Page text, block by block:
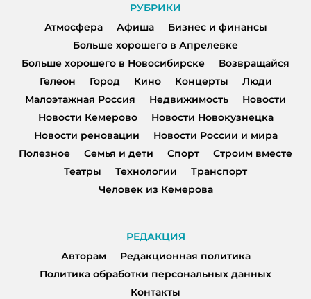
РУБРИКИ
Атмосфера
Афиша
Бизнес и финансы
Больше хорошего в Апрелевке
Больше хорошего в Новосибирске
Возвращайся
Гелеон
Город Кино Концерты
Люди
Малоэтажная Россия
Недвижимость
Новости
Новости Кемерово
Новости Новокузнецка
Новости реновации
Новости России и мира
Полезное
Семья и дети Спорт
Строим вместе
Театры
Технологии
Транспорт
Человек из Кемерова
РЕДАКЦИЯ
Авторам
Редакционная политика
Политика обработки персональных данных
Контакты